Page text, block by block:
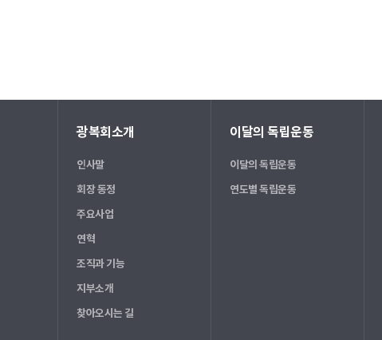
광복회소개
인사말
회장 동정
주요사업
연혁
조직과 기능
지부소개
찾아오시는 길
이달의 독립운동
이달의 독립운동
연도별 독립운동